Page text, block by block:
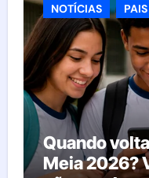
NOTÍCIAS
Quando
Meia 2026?